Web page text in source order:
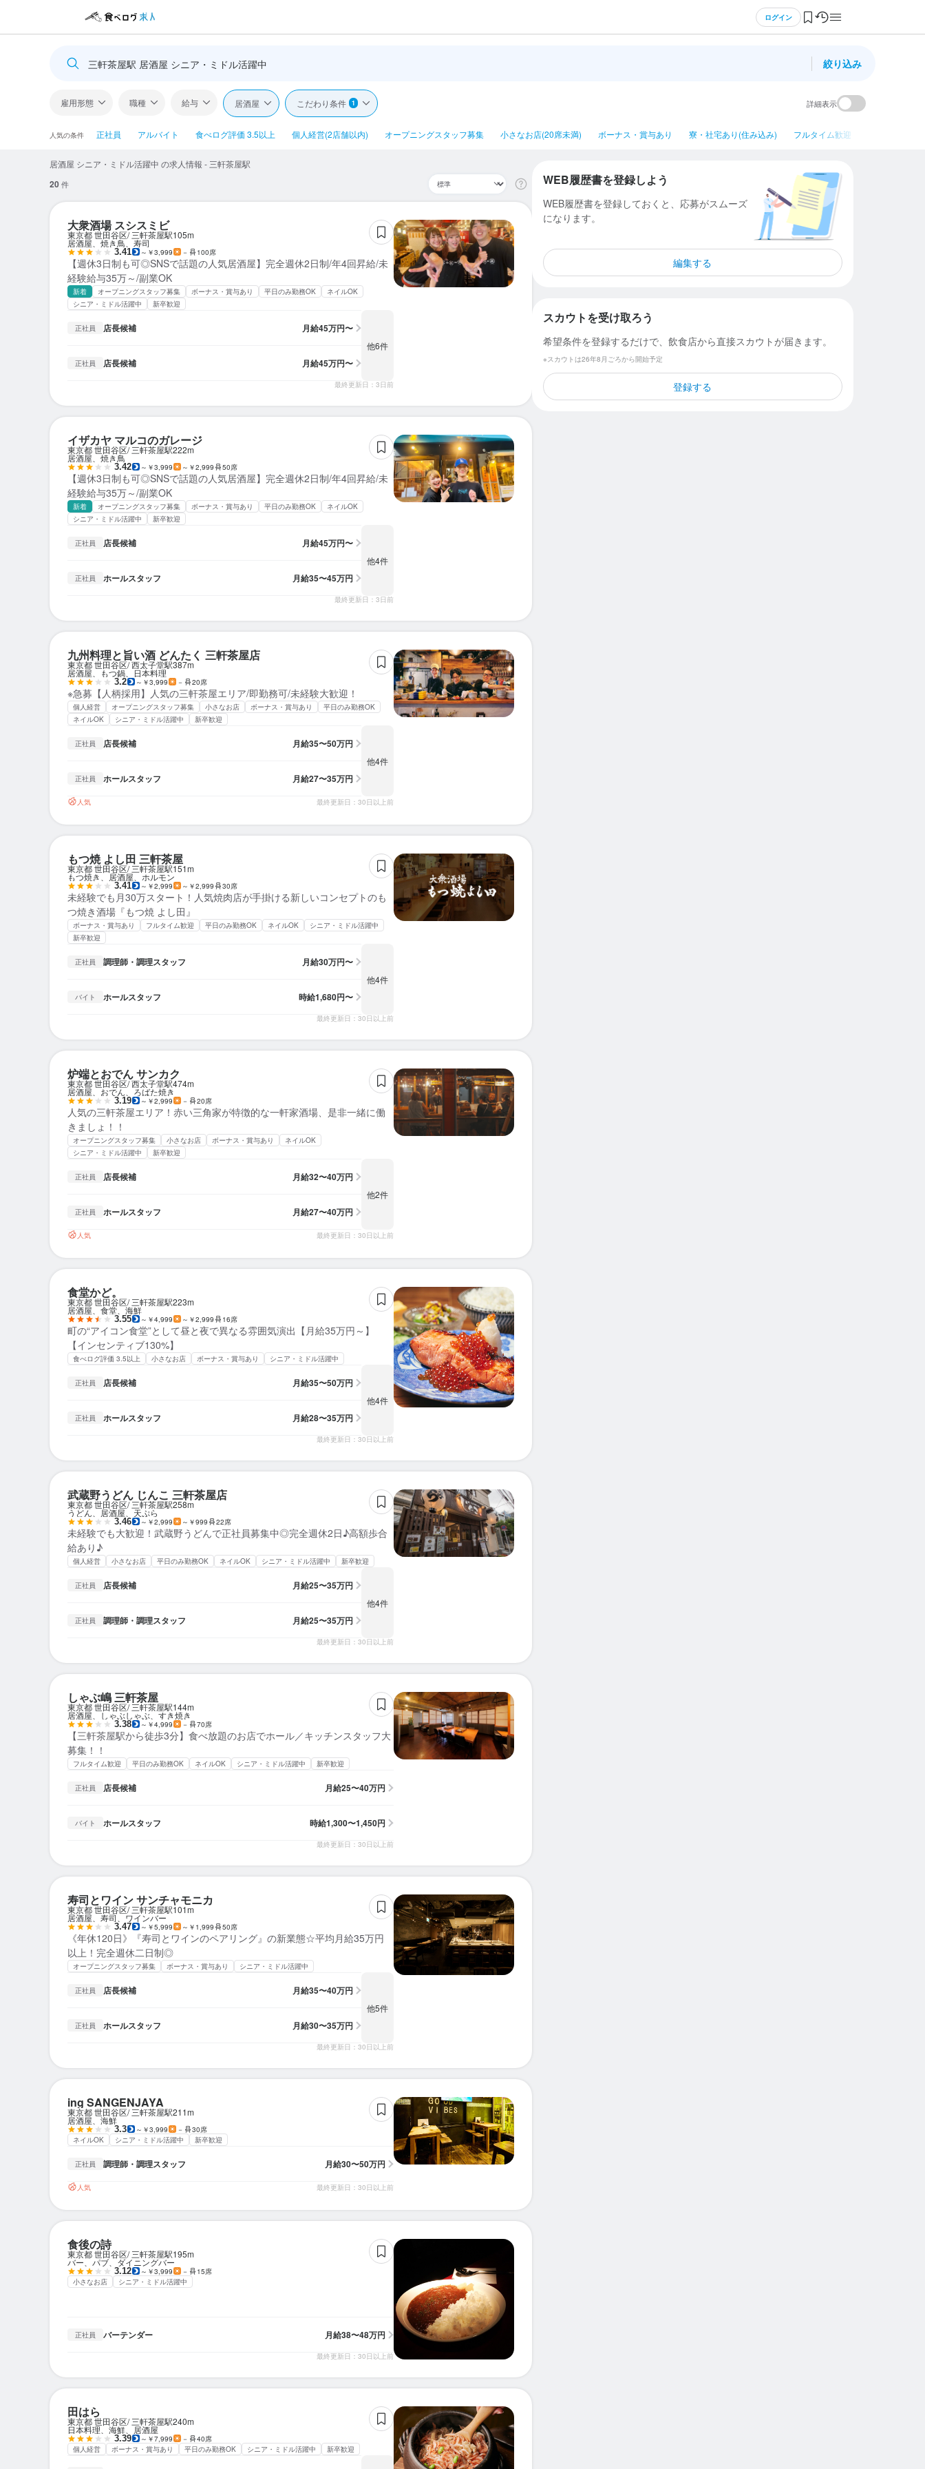
ログイン
三軒茶屋駅 居酒屋 シニア・ミドル活躍中 絞り込み
雇用形態 職種 給与 居酒屋 こだわり条件 1 詳細表示
人気の条件 正社員 アルバイト 食べログ評価 3.5以上 個人経営(2店舗以内) オープニングスタッフ募集 小さなお店(20席未満) ボーナス・賞与あり 寮・社宅あり(住み込み) フルタイム歓迎
居酒屋 シニア・ミドル活躍中 の求人情報 - 三軒茶屋駅
20件
大衆酒場 スシスミビ
東京都 世田谷区 三軒茶屋駅105m
居酒屋、焼き鳥、寿司
3.41 ～￥3,999 － 100席
【週休3日制も可◎SNSで話題の人気居酒屋】完全週休2日制/年4回昇給/未
経験給与35万～/副業OK
新着 オープニングスタッフ募集 ボーナス・賞与あり 平日のみ勤務OK
ネイルOK
シニア・ミドル活躍中
新卒歓迎
正社員 店長候補 月給45万円〜
正社員 店長候補 月給45万円〜
他6件
最終更新日：3日前
イザカヤ マルコのガレージ
東京都 世田谷区 三軒茶屋駅222m
居酒屋、焼き鳥
3.42 ～￥3,999 ～￥2,999 50席
【週休3日制も可◎SNSで話題の人気居酒屋】完全週休2日制/年4回昇給/未
経験給与35万～/副業OK
新着 オープニングスタッフ募集 ボーナス・賞与あり 平日のみ勤務OK
ネイルOK
シニア・ミドル活躍中
新卒歓迎
正社員 店長候補 月給45万円〜
正社員 ホールスタッフ 月給35〜45万円
他4件
最終更新日：3日前
九州料理と旨い酒 どんたく 三軒茶屋店
東京都 世田谷区 西太子堂駅387m
居酒屋、もつ鍋、日本料理
3.2 ～￥3,999 － 20席
※急募【人柄採用】人気の三軒茶屋エリア/即勤務可/未経験大歓迎！
個人経営 オープニングスタッフ募集 小さなお店 ボーナス・賞与あり
平日のみ勤務OK
ネイルOK
シニア・ミドル活躍中 新卒歓迎
正社員 店長候補 月給35〜50万円
正社員 ホールスタッフ 月給27〜35万円
他4件
人気 最終更新日：30日以上前
もつ焼 よし田 三軒茶屋
東京都 世田谷区 三軒茶屋駅151m
もつ焼き、居酒屋、ホルモン
3.41 ～￥2,999 ～￥2,999 30席
未経験でも月30万スタート！人気焼肉店が手掛ける新しいコンセプトのも
つ焼き酒場『もつ焼 よし田』
ボーナス・賞与あり フルタイム歓迎 平日のみ勤務OK ネイルOK
シニア・ミドル活躍中
新卒歓迎
正社員 調理師・調理スタッフ 月給30万円〜
バイト ホールスタッフ 時給1,680円〜
他4件
最終更新日：30日以上前
炉端とおでん サンカク
東京都 世田谷区 西太子堂駅474m
居酒屋、おでん、ろばた焼き
3.19 ～￥2,999 － 20席
人気の三軒茶屋エリア！赤い三角家が特徴的な一軒家酒場、是非一緒に働
きましょ！！
オープニングスタッフ募集 小さなお店 ボーナス・賞与あり
ネイルOK
シニア・ミドル活躍中
新卒歓迎
正社員 店長候補 月給32〜40万円
正社員 ホールスタッフ 月給27〜40万円
他2件
人気 最終更新日：30日以上前
食堂かど。
東京都 世田谷区 三軒茶屋駅223m
居酒屋、食堂、海鮮
3.55 ～￥4,999 ～￥2,999 16席
町の“アイコン食堂”として昼と夜で異なる雰囲気演出【月給35万円～】
【インセンティブ130%】
食べログ評価 3.5以上 小さなお店 ボーナス・賞与あり シニア・ミドル活躍中
正社員 店長候補 月給35〜50万円
正社員 ホールスタッフ 月給28〜35万円
他4件
最終更新日：30日以上前
武蔵野うどん じんこ 三軒茶屋店
東京都 世田谷区 三軒茶屋駅258m
うどん、居酒屋、天ぷら
3.46 ～￥2,999 ～￥999 22席
未経験でも大歓迎！武蔵野うどんで正社員募集中◎完全週休2日♪高額歩合
給あり♪
個人経営 小さなお店 平日のみ勤務OK ネイルOK シニア・ミドル活躍中 新卒歓迎
正社員 店長候補 月給25〜35万円
正社員 調理師・調理スタッフ 月給25〜35万円
他4件
最終更新日：30日以上前
しゃぶ嶋 三軒茶屋
東京都 世田谷区 三軒茶屋駅144m
居酒屋、しゃぶしゃぶ、すき焼き
3.38 ～￥4,999 － 70席
【三軒茶屋駅から徒歩3分】食べ放題のお店でホール／キッチンスタッフ大
募集！！
フルタイム歓迎 平日のみ勤務OK ネイルOK シニア・ミドル活躍中 新卒歓迎
正社員 店長候補 月給25〜40万円
バイト ホールスタッフ 時給1,300〜1,450円
最終更新日：30日以上前
寿司とワイン サンチャモニカ
東京都 世田谷区 三軒茶屋駅101m
居酒屋、寿司、ワインバー
3.47 ～￥5,999 ～￥1,999 50席
《年休120日》『寿司とワインのペアリング』の新業態☆平均月給35万円
以上！完全週休二日制◎
オープニングスタッフ募集 ボーナス・賞与あり シニア・ミドル活躍中
正社員 店長候補 月給35〜40万円
正社員 ホールスタッフ 月給30〜35万円
他5件
最終更新日：30日以上前
ing SANGENJAYA
東京都 世田谷区 三軒茶屋駅211m
居酒屋、海鮮
3.3 ～￥3,999 －
30席
ネイルOK
シニア・ミドル活躍中 新卒歓迎
正社員 調理師・調理スタッフ 月給30〜50万円
人気 最終更新日：30日以上前
食後の詩
東京都 世田谷区 三軒茶屋駅195m
バー、パブ、ダイニングバー
3.12 ～￥3,999 －
15席
小さなお店
シニア・ミドル活躍中
正社員 バーテンダー 月給38〜48万円
最終更新日：30日以上前
田はら
東京都 世田谷区 三軒茶屋駅240m
日本料理、海鮮、居酒屋
3.39 ～￥7,999 －
40席
個人経営
ボーナス・賞与あり 平日のみ勤務OK シニア・ミドル活躍中 新卒歓迎
WEB履歴書を登録しよう
WEB履歴書を登録しておくと、応募がスムーズ
になります。
編集する
スカウトを受け取ろう
希望条件を登録するだけで、飲食店から直接スカウトが届きます。
※スカウトは26年8月ごろから開始予定
登録する
求人を選択する
店長候補
店長候補
求人を選択する
店長候補
ホールスタッフ
求人を選択する
店長候補
ホールスタッフ
求人を選択する
調理師・調理スタッフ
ホールスタッフ
求人を選択する
店長候補
ホールスタッフ
求人を選択する
店長候補
ホールスタッフ
求人を選択する
店長候補
調理師・調理スタッフ
求人を選択する
店長候補
ホールスタッフ
求人を選択する
店長候補
ホールスタッフ
求人を選択する
調理師・調理スタッフ
求人を選択する
バーテンダー
求人を選択する
調理師・調理スタッフ
ホールスタッフ
求人を選択する
ホールスタッフ
求人を選択する
ホールスタッフ
求人を選択する
ホールスタッフ
求人を選択する
ホールスタッフ
調理師・調理スタッフ
求人を選択する
ホールスタッフ
調理師・調理スタッフ
求人を選択する
店長候補
店長候補
求人を選択する
店長候補
ホールスタッフ
求人を選択する
店長候補